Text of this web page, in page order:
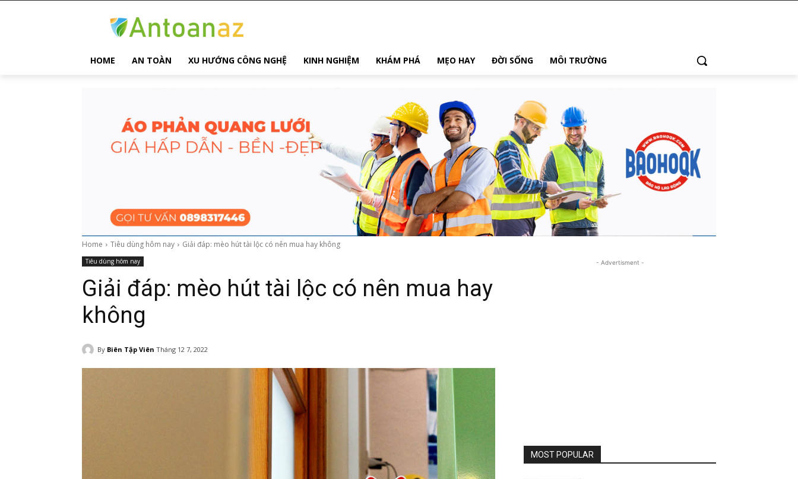
HOME AN TOÀN XU HƯỚNG CÔNG NGHỆ KINH NGHIỆM KHÁM PHÁ MẸO HAY ĐỜI SỐNG MÔI TRƯỜNG
Home Tiêu dùng hôm nay Giải đáp: mèo hút tài lộc có nên mua hay không
Tiêu dùng hôm nay
Giải đáp: mèo hút tài lộc có nên mua hay
không
By Biên Tập Viên Tháng 12 7, 2022
- Advertisment -
MOST POPULAR